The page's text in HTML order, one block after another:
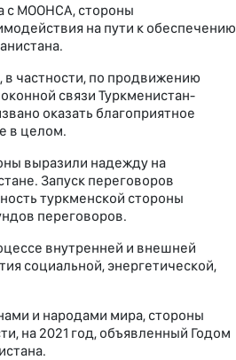
с МООНСА, стороны
на пути к обеспечению
частности, по продвижению
связи Туркменистан-
оказать благоприятное
в целом.
выразили надежду на
Запуск переговоров
туркменской стороны
переговоров.
внутренней и внешней
социальной, энергетической,
и народами мира, стороны
на 2021 год, объявленный Годом